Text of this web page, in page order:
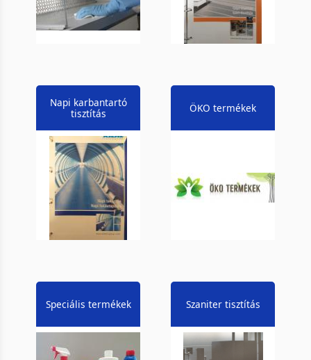
Napi karbantartó
tisztítás
ÖKO termékek
Speciális termékek Szaniter tisztítás